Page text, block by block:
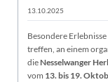
13.10.2025
Besondere
treffen, an einem
die Nesselwanger
vom 13. bis 19.